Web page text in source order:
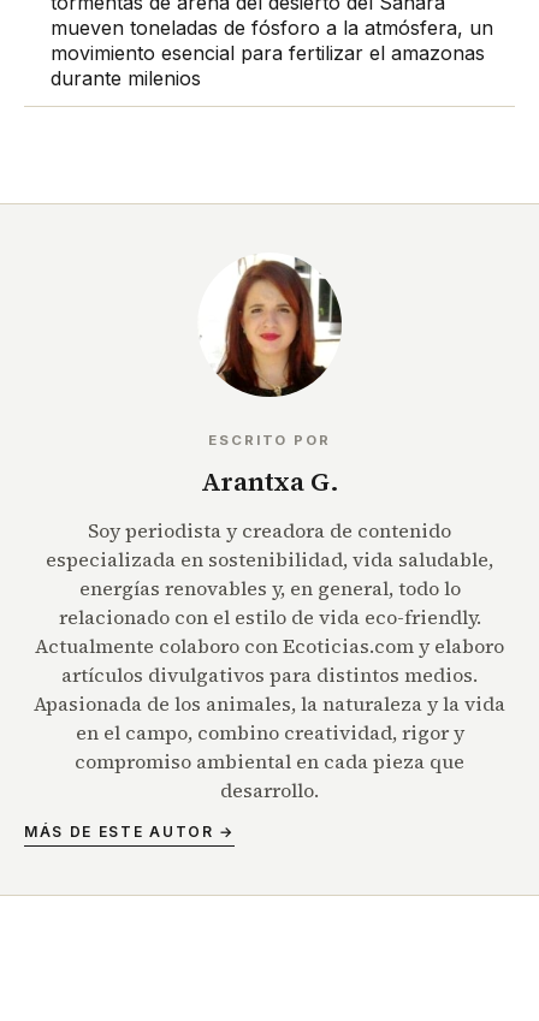
mueven toneladas de fósforo a la atmósfera, un
movimiento esencial para fertilizar el amazonas
durante milenios
ESCRITO POR
Arantxa G.
Soy periodista y creadora de contenido
especializada en sostenibilidad, vida saludable,
energías renovables y, en general, todo lo
relacionado con el estilo de vida eco-friendly.
Actualmente colaboro con Ecoticias.com y elaboro
artículos divulgativos para distintos medios.
Apasionada de los animales, la naturaleza y la vida
en el campo, combino creatividad, rigor y
compromiso ambiental en cada pieza que
desarrollo.
MÁS DE ESTE AUTOR →